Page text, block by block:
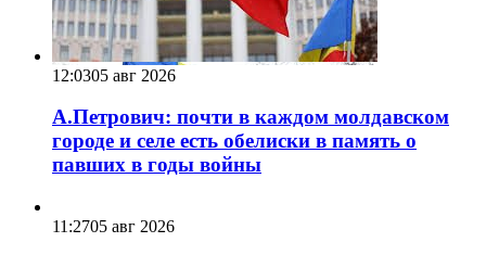
12:0305 авг 2026
А.Петрович: почти в каждом молдавском
городе и селе есть обелиски в память о
павших в годы войны
11:2705 авг 2026